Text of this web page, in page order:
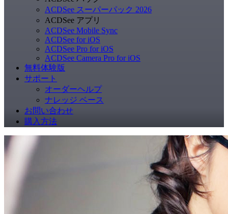
ACDSee スーパーパック 2026
ACDSee アプリ
ACDSee Mobile Sync
ACDSee for iOS
ACDSee Pro for iOS
ACDSee Camera Pro for iOS
無料体験版
サポート
オーダーヘルプ
ナレッジ ベース
お問い合わせ
購入方法